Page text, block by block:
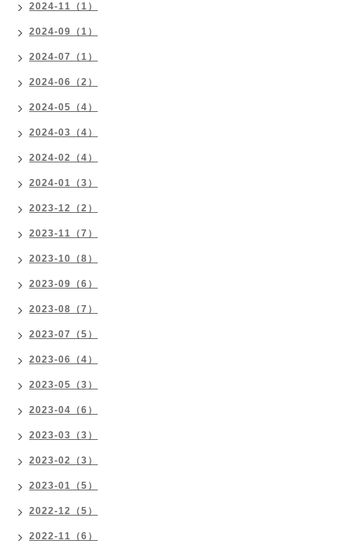
2024-11（1）
2024-09（1）
2024-07（1）
2024-06（2）
2024-05（4）
2024-03（4）
2024-02（4）
2024-01（3）
2023-12（2）
2023-11（7）
2023-10（8）
2023-09（6）
2023-08（7）
2023-07（5）
2023-06（4）
2023-05（3）
2023-04（6）
2023-03（3）
2023-02（3）
2023-01（5）
2022-12（5）
2022-11（6）